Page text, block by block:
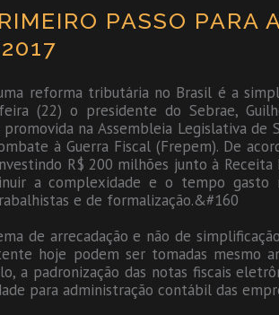
PASSO PARA
reforma tributária no Brasil é a
(22) o presidente do Sebrae,
na Assembleia Legislativa de
à Guerra Fiscal (Frepem). De
R$ 200 milhões junto à
a complexidade e o tempo gasto
e de formalização.&#160
de arrecadação e não de
hoje podem ser tomadas mesmo
a padronização das notas fiscais
para administração contábil das